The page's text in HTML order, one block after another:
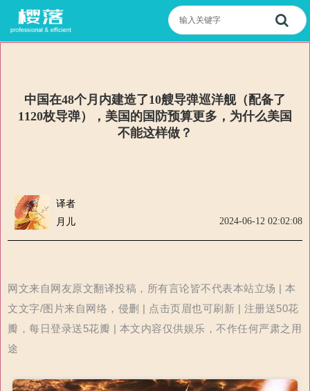
中国在48个月内建造了10艘导弹巡洋舰（配备了
1120枚导弹），美国的国防预算更多，为什么美国
不能这样做？
译者
月儿
2024-06-12 02:02:08
网文来自网友原文翻译投稿，所有言论皆不代表本站立场 | 本
文文字/图片来自网络，侵删 | 点击页眉也可刷新 | 注册送50花
瓣，每日登录送5花瓣 | 本文内容仅供娱乐，不作任何严肃之用
途